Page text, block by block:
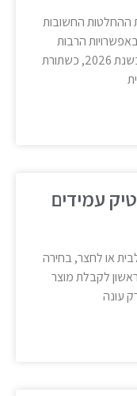
ההחלטות החשובות
הרבות
והמתוחכמות שמציע צבע לבן טמבור. בשנת 2026, כשתורת
עמידים
או לחצר, בחירה
לקבלת מוצר
עונה